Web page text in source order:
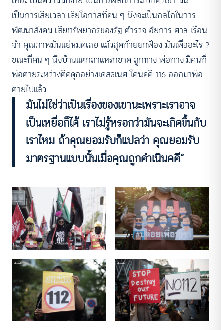
เป็นการเสียเวลา เสียโอกาสที่คน ๆ นึงจะเป็นกลไกในการ
พัฒนาสังคม เสียทรัพยากรของรัฐ ตำรวจ อัยการ ศาล เรือน
จำ คุณภาพมันแย่หมดเลย แล้วสุดท้ายยกฟ้อง มันเพื่ออะไร ?
ขณะที่คน ๆ นึงบ้านแตกสาแหรกขาด ลูกทาง พ่อทาง มีคนที่
พ่อตายระหว่างติดคุกอย่างเคสธเนศ โดนคดี 116 ออกมาพ่อ
ตายไปแล้ว
มันไม่ใช่ว่าเป็นเรื่องของเขานะเพราะเราอาจ
เป็นเหยื่อก็ได้ เราไม่รู้หรอกว่ามันจะเกิดขึ้นกับ
เราไหม ถ้าคุณยอมรับก็แปลว่า คุณยอมรับ
มาตรฐานแบบนั้นเมื่อคุณถูกดำเนินคดี”